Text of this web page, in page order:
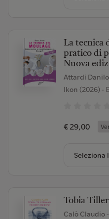
La tecnica
pratico di
Nuova
Attardi Danilo
Ikon (2026)-
€ 29,00
Seleziona
Tobia
Calò Claudio